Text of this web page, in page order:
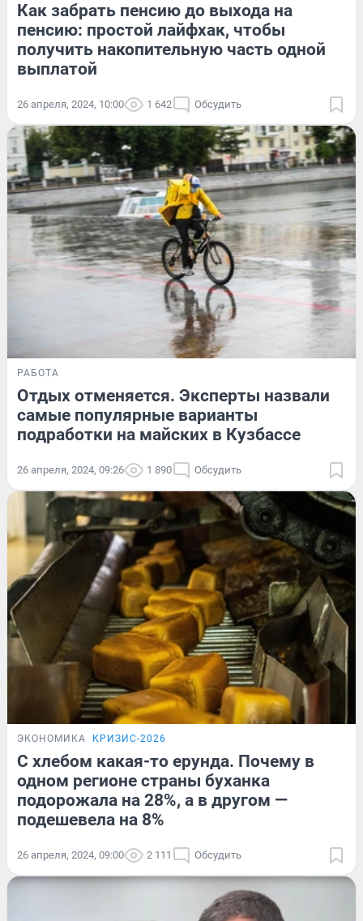
Как забрать пенсию до выхода на
пенсию: простой лайфхак, чтобы
получить накопительную часть одной
выплатой
26 апреля, 2024, 10:00 1 642 Обсудить
РАБОТА
Отдых отменяется. Эксперты назвали
самые популярные варианты
подработки на майских в Кузбассе
26 апреля, 2024, 09:26 1 890 Обсудить
ЭКОНОМИКА КРИЗИС-2026
С хлебом какая-то ерунда. Почему в
одном регионе страны буханка
подорожала на 28%, а в другом —
подешевела на 8%
26 апреля, 2024, 09:00 2 111 Обсудить